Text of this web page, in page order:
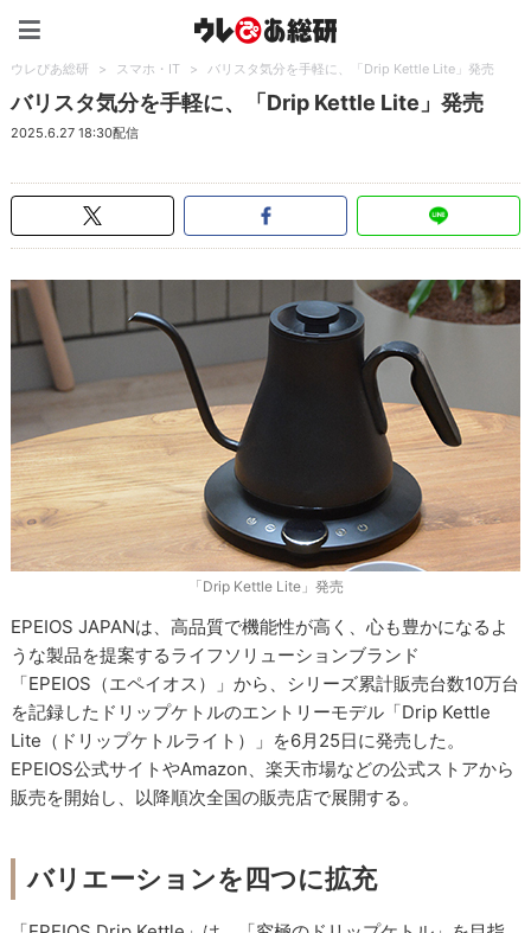
ウレぴあ総研 > スマホ・IT > バリスタ気分を手軽に、「Drip Kettle Lite」発売
バリスタ気分を手軽に、「Drip Kettle Lite」発売
2025.6.27 18:30配信
「Drip Kettle Lite」発売
EPEIOS JAPANは、高品質で機能性が高く、心も豊かになるよ
うな製品を提案するライフソリューションブランド
「EPEIOS（エペイオス）」から、シリーズ累計販売台数10万台
を記録したドリップケトルのエントリーモデル「Drip Kettle
Lite（ドリップケトルライト）」を6月25日に発売した。
EPEIOS公式サイトやAmazon、楽天市場などの公式ストアから
販売を開始し、以降順次全国の販売店で展開する。
バリエーションを四つに拡充